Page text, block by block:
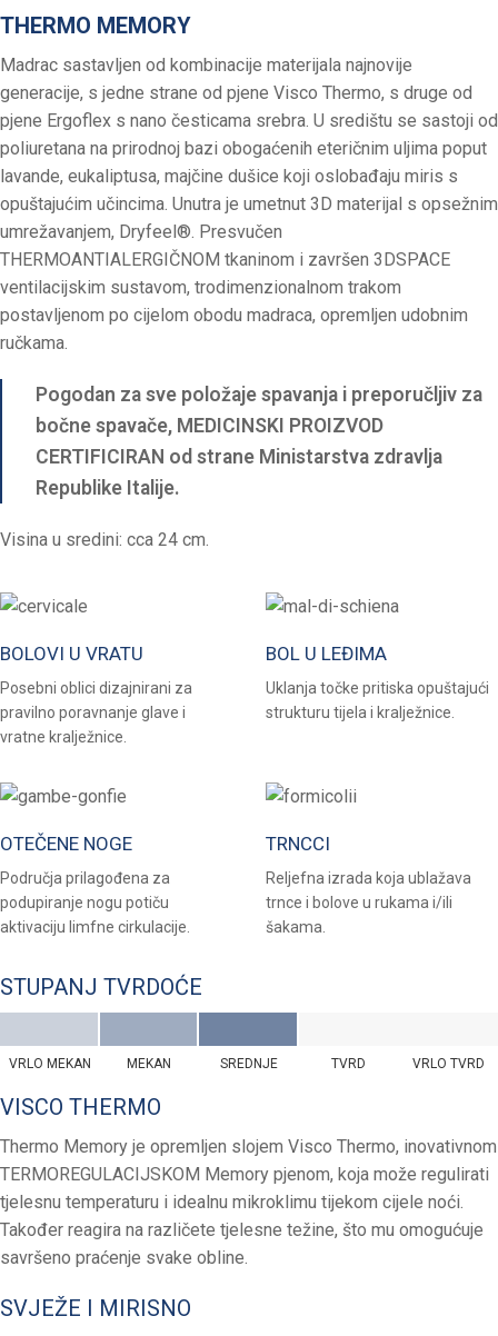
THERMO MEMORY
Madrac sastavljen od kombinacije materijala najnovije
generacije, s jedne strane od pjene Visco Thermo, s druge od
pjene Ergoflex s nano česticama srebra. U središtu se sastoji od
poliuretana na prirodnoj bazi obogaćenih eteričnim uljima poput
lavande, eukaliptusa, majčine dušice koji oslobađaju miris s
opuštajućim učincima. Unutra je umetnut 3D materijal s opsežnim
umrežavanjem, Dryfeel®. Presvučen
THERMOANTIALERGIČNOM tkaninom i završen 3DSPACE
ventilacijskim sustavom, trodimenzionalnom trakom
postavljenom po cijelom obodu madraca, opremljen udobnim
ručkama.
Pogodan za sve položaje spavanja i preporučljiv za
bočne spavače, MEDICINSKI PROIZVOD
CERTIFICIRAN od strane Ministarstva zdravlja
Republike Italije.
Visina u sredini: cca 24 cm.
BOLOVI U VRATU
Posebni oblici dizajnirani za
pravilno poravnanje glave i
vratne kralježnice.
BOL U LEĐIMA
Uklanja točke pritiska opuštajući
strukturu tijela i kralježnice.
OTEČENE NOGE
Područja prilagođena za
podupiranje nogu potiču
aktivaciju limfne cirkulacije.
TRNCCI
Reljefna izrada koja ublažava
trnce i bolove u rukama i/ili
šakama.
STUPANJ TVRDOĆE
VRLO MEKAN MEKAN SREDNJE TVRD VRLO TVRD
VISCO THERMO
Thermo Memory je opremljen slojem Visco Thermo, inovativnom
TERMOREGULACIJSKOM Memory pjenom, koja može regulirati
tjelesnu temperaturu i idealnu mikroklimu tijekom cijele noći.
Također reagira na različete tjelesne težine, što mu omogućuje
savršeno praćenje svake obline.
SVJEŽE I MIRISNO